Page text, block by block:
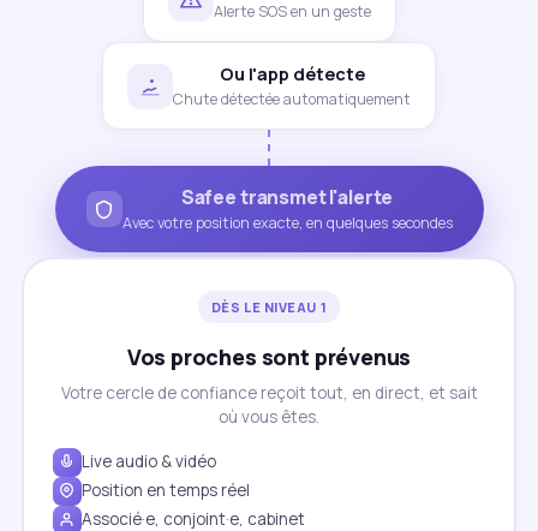
Alerte SOS en un geste
Ou l'app détecte
Chute détectée automatiquement
Safee transmet l'alerte
Avec votre position exacte, en quelques secondes
DÈS LE NIVEAU 1
Vos proches sont prévenus
Votre cercle de confiance reçoit tout, en direct, et sait
où vous êtes.
Live audio & vidéo
Position en temps réel
Associé·e, conjoint·e, cabinet